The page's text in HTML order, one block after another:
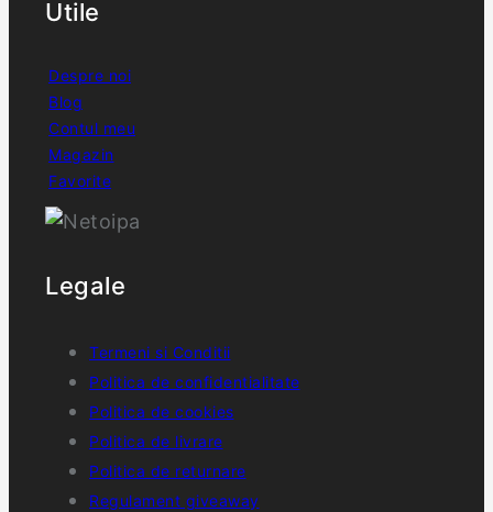
Utile
Despre noi
Blog
Contul meu
Magazin
Favorite
Legale
Termeni si Conditii
Politica de confidentialitate
Politica de cookies
Politica de livrare
Politica de returnare
Regulament giveaway